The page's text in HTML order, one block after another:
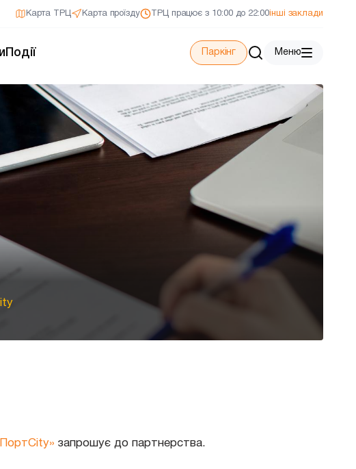
Карта ТРЦ Карта проїзду ТРЦ працює з 10:00 до 22:00інші заклади
Події Паркінг Меню
запрошує до партнерства.